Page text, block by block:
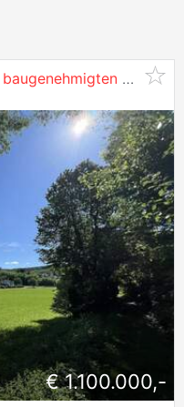
Projekt - ideal für Bauträger als auch für Häuslbauer
€ 1.100.000,-